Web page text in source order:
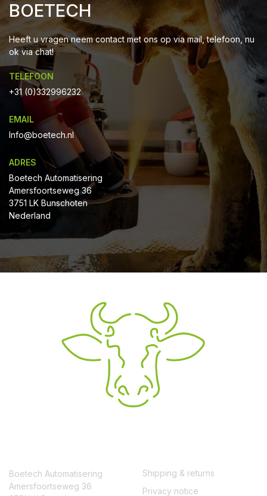
BOETECH
Heeft u vragen neem contact met ons op via mail, telefoon, nu
ok via chat!
TELEFOON
+31 (0)332996232
EMAIL
Info@boetech.nl
ADRES
Boetech Automatisering
Amersfoortseweg 36
3751 LK Bunschoten
Nederland
Boetech Automatisering
Amersfoortseweg 36
Shipping & returns
Privacy notice